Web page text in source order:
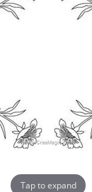
Tap to expand